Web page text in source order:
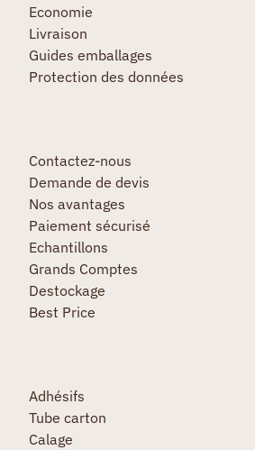
Economie
Livraison
Guides emballages
Protection des données
Contactez-nous
Demande de devis
Nos avantages
Paiement sécurisé
Echantillons
Grands Comptes
Destockage
Best Price
Adhésifs
Tube carton
Calage